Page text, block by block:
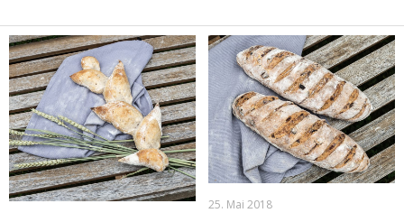
25. Mai 2018